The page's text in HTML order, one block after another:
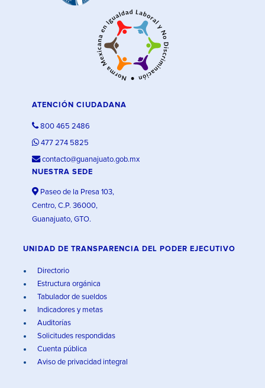
ATENCIÓN CIUDADANA
800 465 2486
477 274 5825
contacto@guanajuato.gob.mx
NUESTRA SEDE
Paseo de la Presa 103,
Centro, C.P. 36000,
Guanajuato, GTO.
UNIDAD DE TRANSPARENCIA DEL PODER EJECUTIVO
Directorio
Estructura orgánica
Tabulador de sueldos
Indicadores y metas
Auditorías
Solicitudes respondidas
Cuenta pública
Aviso de privacidad integral